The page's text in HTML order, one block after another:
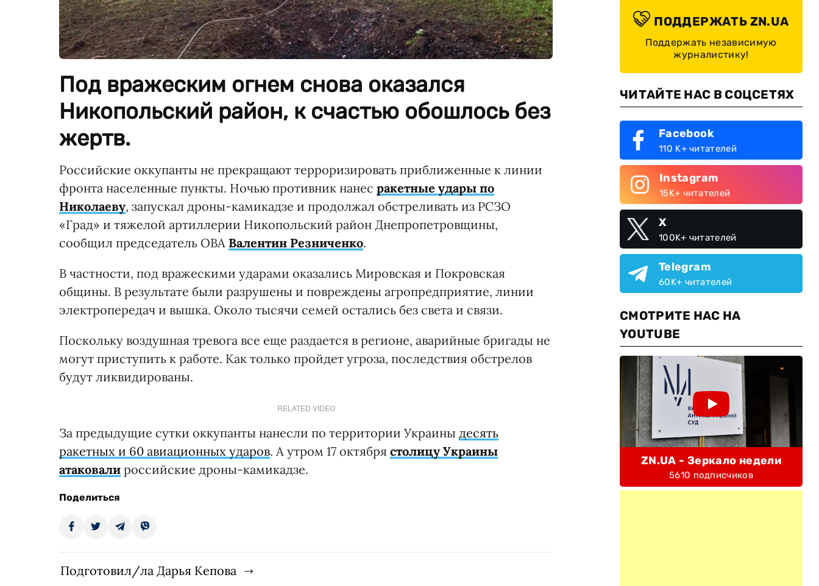
Под вражеским огнем снова оказался
Никопольский район, к счастью обошлось без
жертв.
Российские оккупанты не прекращают терроризировать приближенные к линии
фронта населенные пункты. Ночью противник нанес ракетные удары по
Николаеву, запускал дроны-камикадзе и продолжал обстреливать из РСЗО
«Град» и тяжелой артиллерии Никопольский район Днепропетровщины,
сообщил председатель ОВА Валентин Резниченко.
В частности, под вражескими ударами оказались Мировская и Покровская
общины. В результате были разрушены и повреждены агропредприятие, линии
электропередач и вышка. Около тысячи семей остались без света и связи.
Поскольку воздушная тревога все еще раздается в регионе, аварийные бригады не
могут приступить к работе. Как только пройдет угроза, последствия обстрелов
будут ликвидированы.
RELATED VIDEO
За предыдущие сутки оккупанты нанесли по территории Украины десять
ракетных и 60 авиационных ударов. А утром 17 октября столицу Украины
атаковали российские дроны-камикадзе.
Поделиться
Подготовил/ла Дарья Кепова
ПОДДЕРЖАТЬ ZN.UA
Поддержать независимую
журналистику!
ЧИТАЙТЕ НАС В СОЦСЕТЯХ
Facebook
110 K+ читателей
Instagram
15K+ читателей
X
100K+ читателей
Telegram
60K+ читателей
СМОТРИТЕ НАС НА
YOUTUBE
ZN.UA - Зеркало недели
5610 подписчиков